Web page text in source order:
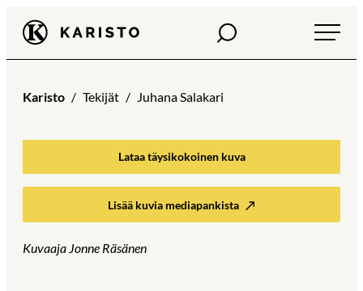
Siirry
suoraan
sisältöön
Karisto Haku
Karisto Tekijät Juhana Salakari
Lataa täysikokoinen kuva
Lisää kuvia mediapankista
Kuvaaja Jonne Räsänen